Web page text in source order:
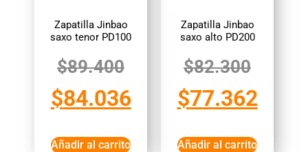
Zapatilla Jinbao
saxo tenor PD100
$89.400
$84.036
Añadir al carrito
Zapatilla Jinbao
saxo alto PD200
$82.300
$77.362
Añadir al carrito